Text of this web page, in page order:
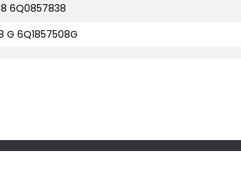
6Q0857838
G 6Q1857508G